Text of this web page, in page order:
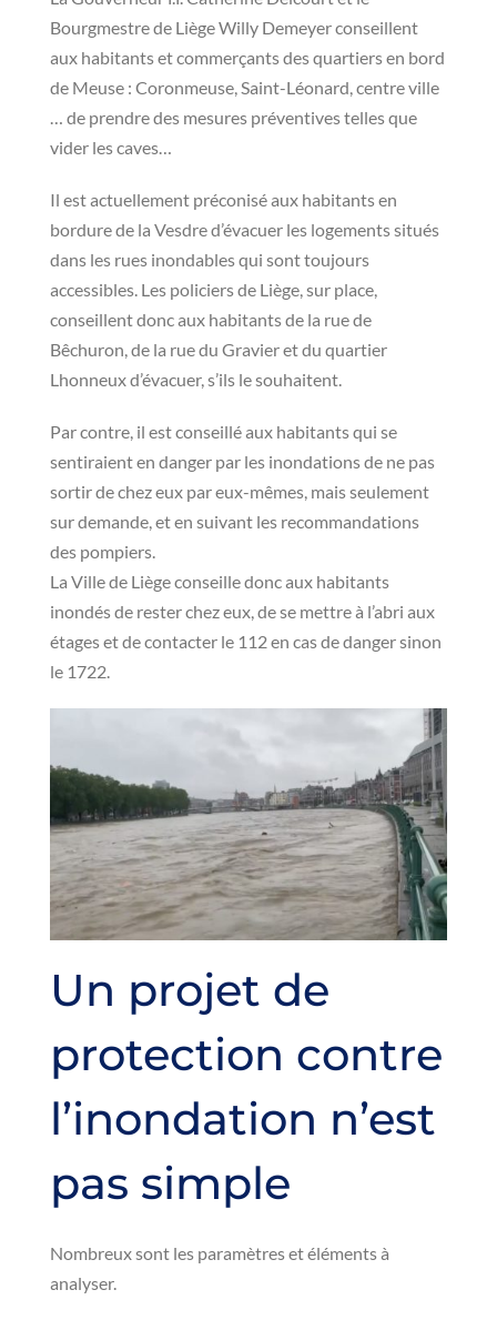
Bourgmestre de Liège Willy Demeyer conseillent
aux habitants et commerçants des quartiers en bord
de Meuse : Coronmeuse, Saint-Léonard, centre ville
… de prendre des mesures préventives telles que
vider les caves…
Il est actuellement préconisé aux habitants en
bordure de la Vesdre d’évacuer les logements situés
dans les rues inondables qui sont toujours
accessibles. Les policiers de Liège, sur place,
conseillent donc aux habitants de la rue de
Bêchuron, de la rue du Gravier et du quartier
Lhonneux d’évacuer, s’ils le souhaitent.
Par contre, il est conseillé aux habitants qui se
sentiraient en danger par les inondations de ne pas
sortir de chez eux par eux-mêmes, mais seulement
sur demande, et en suivant les recommandations
des pompiers.
La Ville de Liège conseille donc aux habitants
inondés de rester chez eux, de se mettre à l’abri aux
étages et de contacter le 112 en cas de danger sinon
le 1722.
Un projet de
protection contre
l’inondation n’est
pas simple
Nombreux sont les paramètres et éléments à
analyser.